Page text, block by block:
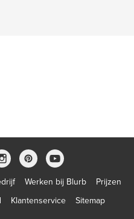
Werken bij Blurb
Prijzen
Klantenservice Sitemap